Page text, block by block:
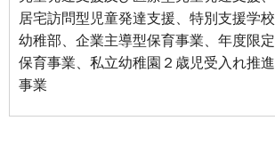
居宅訪問型児童発達支援、特別支援学校
幼稚部、企業主導型保育事業、年度限定
保育事業、私立幼稚園２歳児受入れ推進
事業